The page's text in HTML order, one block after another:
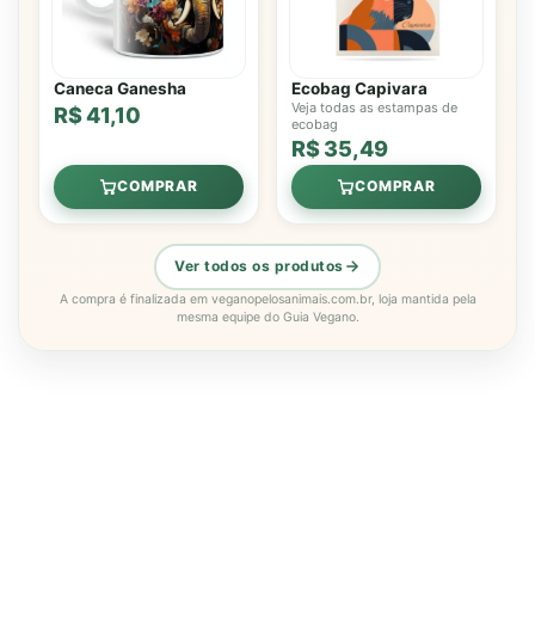
Caneca Ganesha
R$ 41,10
COMPRAR
Ecobag Capivara
Veja todas as estampas de
ecobag
R$ 35,49
COMPRAR
Ver todos os produtos
A compra é finalizada em veganopelosanimais.com.br, loja mantida pela
mesma equipe do Guia Vegano.